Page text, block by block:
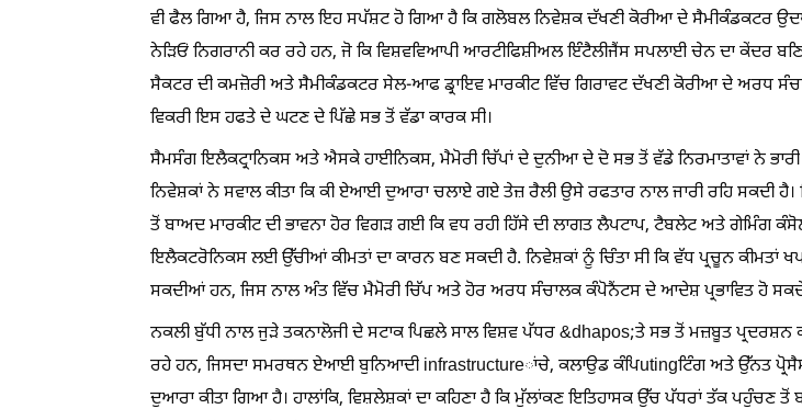
ਵੀ ਫੈਲ ਗਿਆ ਹੈ, ਜਿਸ ਨਾਲ ਇਹ ਸਪੱਸ਼ਟ ਹੋ ਗਿਆ ਹੈ ਕਿ ਗਲੋਬਲ ਨਿਵੇਸ਼ਕ ਦੱਖਣੀ ਕੋਰੀਆ ਦੇ ਸੈਮੀਕੰਡਕਟਰ
ਨੇੜਿਓਂ ਨਿਗਰਾਨੀ ਕਰ ਰਹੇ ਹਨ, ਜੋ ਕਿ ਵਿਸ਼ਵਵਿਆਪੀ ਆਰਟੀਫਿਸ਼ੀਅਲ ਇੰਟੈਲੀਜੈਂਸ ਸਪਲਾਈ ਚੇਨ ਦਾ ਕੇਂਦਰ
ਸੈਕਟਰ ਦੀ ਕਮਜ਼ੋਰੀ ਅਤੇ ਸੈਮੀਕੰਡਕਟਰ ਸੇਲ-ਆਫ ਡ੍ਰਾਇਵ ਮਾਰਕੀਟ ਵਿੱਚ ਗਿਰਾਵਟ ਦੱਖਣੀ ਕੋਰੀਆ ਦੇ ਅਰਧ
ਵਿਕਰੀ ਇਸ ਹਫਤੇ ਦੇ ਘਟਣ ਦੇ ਪਿੱਛੇ ਸਭ ਤੋਂ ਵੱਡਾ ਕਾਰਕ ਸੀ।
ਸੈਮਸੰਗ ਇਲੈਕਟ੍ਰਾਨਿਕਸ ਅਤੇ ਐਸਕੇ ਹਾਈਨਿਕਸ, ਮੈਮੋਰੀ ਚਿੱਪਾਂ ਦੇ ਦੁਨੀਆ ਦੇ ਦੋ ਸਭ ਤੋਂ ਵੱਡੇ ਨਿਰਮਾਤਾਵਾਂ ਨੇ ਭਾਰੀ
ਨਿਵੇਸ਼ਕਾਂ ਨੇ ਸਵਾਲ ਕੀਤਾ ਕਿ ਕੀ ਏਆਈ ਦੁਆਰਾ ਚਲਾਏ ਗਏ ਤੇਜ਼ ਰੈਲੀ ਉਸੇ ਰਫਤਾਰ ਨਾਲ ਜਾਰੀ ਰਹਿ ਸਕਦੀ
ਤੋਂ ਬਾਅਦ ਮਾਰਕੀਟ ਦੀ ਭਾਵਨਾ ਹੋਰ ਵਿਗੜ ਗਈ ਕਿ ਵਧ ਰਹੀ ਹਿੱਸੇ ਦੀ ਲਾਗਤ ਲੈਪਟਾਪ, ਟੈਬਲੇਟ ਅਤੇ ਗੇਮਿੰਗ
ਇਲੈਕਟਰੋਨਿਕਸ ਲਈ ਉੱਚੀਆਂ ਕੀਮਤਾਂ ਦਾ ਕਾਰਨ ਬਣ ਸਕਦੀ ਹੈ. ਨਿਵੇਸ਼ਕਾਂ ਨੂੰ ਚਿੰਤਾ ਸੀ ਕਿ ਵੱਧ ਪ੍ਰਚੂਨ ਕੀਮਤਾਂ
ਸਕਦੀਆਂ ਹਨ, ਜਿਸ ਨਾਲ ਅੰਤ ਵਿੱਚ ਮੈਮੋਰੀ ਚਿੱਪ ਅਤੇ ਹੋਰ ਅਰਧ ਸੰਚਾਲਕ ਕੰਪੋਨੈਂਟਸ ਦੇ ਆਦੇਸ਼ ਪ੍ਰਭਾਵਿਤ ਹੋ
ਨਕਲੀ ਬੁੱਧੀ ਨਾਲ ਜੁੜੇ ਤਕਨਾਲੋਜੀ ਦੇ ਸਟਾਕ ਪਿਛਲੇ ਸਾਲ ਵਿਸ਼ਵ ਪੱਧਰ &dhapos;ਤੇ ਸਭ ਤੋਂ ਮਜ਼ਬੂਤ
ਰਹੇ ਹਨ, ਜਿਸਦਾ ਸਮਰਥਨ ਏਆਈ ਬੁਨਿਆਦੀ infrastructureਾਂਚੇ, ਕਲਾਉਡ ਕੰਪਿutingਟਿੰਗ ਅਤੇ ਉੱਨਤ
ਦੁਆਰਾ ਕੀਤਾ ਗਿਆ ਹੈ। ਹਾਲਾਂਕਿ, ਵਿਸ਼ਲੇਸ਼ਕਾਂ ਦਾ ਕਹਿਣਾ ਹੈ ਕਿ ਮੁੱਲਾਂਕਣ ਇਤਿਹਾਸਕ ਉੱਚ ਪੱਧਰਾਂ ਤੱਕ ਪਹੁੰਚਣ ਤੋਂ